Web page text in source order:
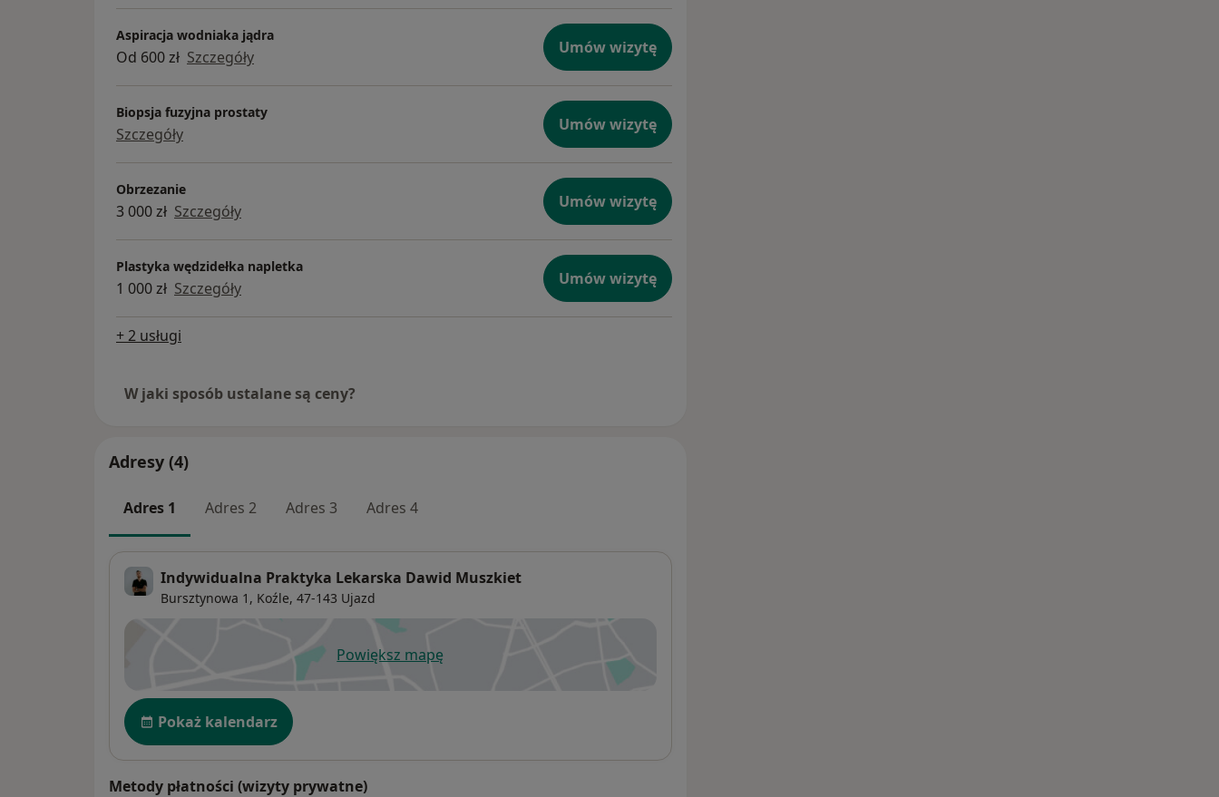
Aspiracja wodniaka jądra
Od 600 zł Szczegóły Umów wizytę
Biopsja fuzyjna prostaty
Szczegóły Umów wizytę
Obrzezanie
3 000 zł Szczegóły Umów wizytę
Plastyka wędzidełka napletka
1 000 zł Szczegóły Umów wizytę
+ 2 usługi
W jaki sposób ustalane są ceny?
Adresy (4)
Adres 1 Adres 2 Adres 3 Adres 4
Indywidualna Praktyka Lekarska Dawid Muszkiet
Bursztynowa 1, Koźle, 47-143 Ujazd
Powiększ mapęotwiera się w nowej karcie
Dostępność
Pokaż kalendarz
Metody płatności (wizyty prywatne)